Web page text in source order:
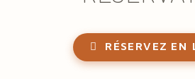
RÉSERVEZ EN